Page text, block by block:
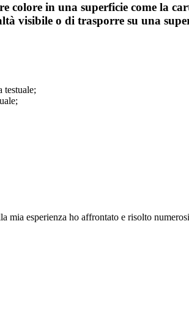
colore in una superficie come la
visibile o di trasporre su una
testuale;
mia esperienza ho affrontato e risolto